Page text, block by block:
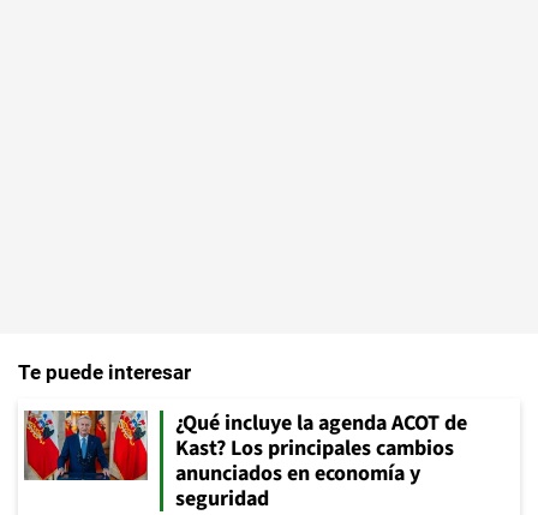
Te puede interesar
¿Qué incluye la agenda ACOT de
Kast? Los principales cambios
anunciados en economía y
seguridad